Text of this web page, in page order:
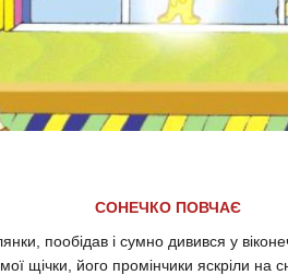
СОНЕЧКО ПОВЧАЄ
пообідав і сумно дивився у
щічки, його промінчики яскріли на